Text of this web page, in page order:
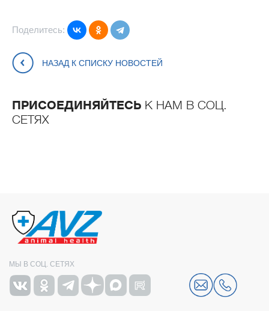
Поделитесь:
НАЗАД К СПИСКУ НОВОСТЕЙ
ПРИСОЕДИНЯЙТЕСЬ К НАМ В СОЦ.
СЕТЯХ
МЫ В СОЦ. СЕТЯХ